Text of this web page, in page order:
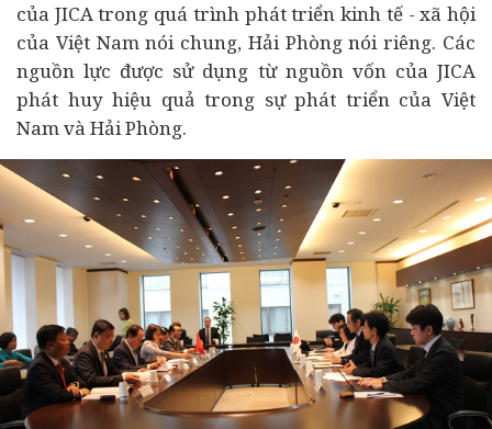
của JICA trong quá trình phát triển kinh tế - xã hội
của Việt Nam nói chung, Hải Phòng nói riêng. Các
nguồn lực được sử dụng từ nguồn vốn của JICA
phát huy hiệu quả trong sự phát triển của Việt
Nam và Hải Phòng.